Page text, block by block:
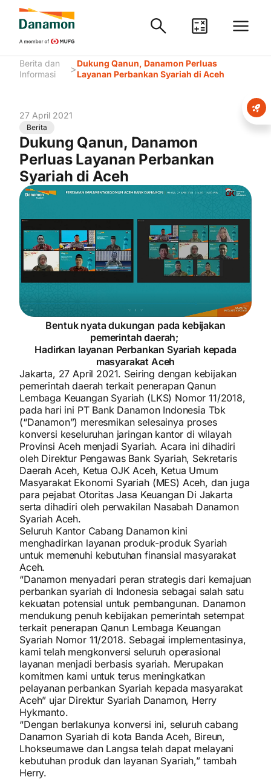
Berita dan
Informasi
>Dukung Qanun, Danamon Perluas
Layanan Perbankan Syariah di Aceh
27 April 2021
Berita
Dukung Qanun, Danamon
Perluas Layanan Perbankan
Syariah di Aceh
Bentuk nyata dukungan pada kebijakan
pemerintah daerah;
Hadirkan layanan Perbankan Syariah kepada
masyarakat Aceh
Jakarta, 27 April 2021. Seiring dengan kebijakan
pemerintah daerah terkait penerapan Qanun
Lembaga Keuangan Syariah (LKS) Nomor 11/2018,
pada hari ini PT Bank Danamon Indonesia Tbk
(“Danamon”) meresmikan selesainya proses
konversi keseluruhan jaringan kantor di wilayah
Provinsi Aceh menjadi Syariah. Acara ini dihadiri
oleh Direktur Pengawas Bank Syariah, Sekretaris
Daerah Aceh, Ketua OJK Aceh, Ketua Umum
Masyarakat Ekonomi Syariah (MES) Aceh, dan juga
para pejabat Otoritas Jasa Keuangan Di Jakarta
serta dihadiri oleh perwakilan Nasabah Danamon
Syariah Aceh.
Seluruh Kantor Cabang Danamon kini
menghadirkan layanan produk-produk Syariah
untuk memenuhi kebutuhan finansial masyarakat
Aceh.
“Danamon menyadari peran strategis dari kemajuan
perbankan syariah di Indonesia sebagai salah satu
kekuatan potensial untuk pembangunan. Danamon
mendukung penuh kebijakan pemerintah setempat
terkait penerapan Qanun Lembaga Keuangan
Syariah Nomor 11/2018. Sebagai implementasinya,
kami telah mengkonversi seluruh operasional
layanan menjadi berbasis syariah. Merupakan
komitmen kami untuk terus meningkatkan
pelayanan perbankan Syariah kepada masyarakat
Aceh” ujar Direktur Syariah Danamon, Herry
Hykmanto.
“Dengan berlakunya konversi ini, seluruh cabang
Danamon Syariah di kota Banda Aceh, Bireun,
Lhokseumawe dan Langsa telah dapat melayani
kebutuhan produk dan layanan Syariah,” tambah
Herry.